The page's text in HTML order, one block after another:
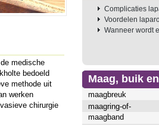
medische
bedoeld
methode uit
werken
chirurgie
Complicaties
Voordelen
Wanneer wordt
Maag, buik
maagbreuk
maagring-of-
maagband